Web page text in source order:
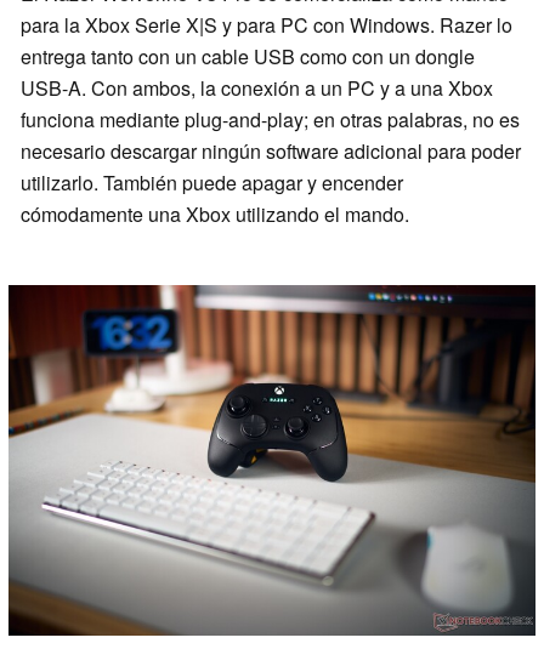
para la Xbox Serie X|S y para PC con Windows. Razer lo
entrega tanto con un cable USB como con un dongle
USB-A. Con ambos, la conexión a un PC y a una Xbox
funciona mediante plug-and-play; en otras palabras, no es
necesario descargar ningún software adicional para poder
utilizarlo. También puede apagar y encender
cómodamente una Xbox utilizando el mando.